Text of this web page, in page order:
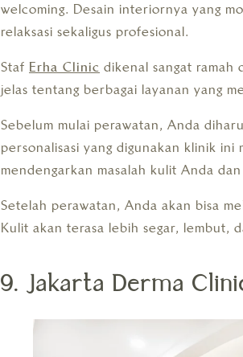
welcoming. Desain interiornya yang
relaksasi sekaligus profesional.
Staf Erha Clinic dikenal sangat ramah
jelas tentang berbagai layanan yang
Sebelum mulai perawatan, Anda
personalisasi yang digunakan klinik
mendengarkan masalah kulit Anda
Setelah perawatan, Anda akan bisa
Kulit akan terasa lebih segar, lembut,
9. Jakarta Derma